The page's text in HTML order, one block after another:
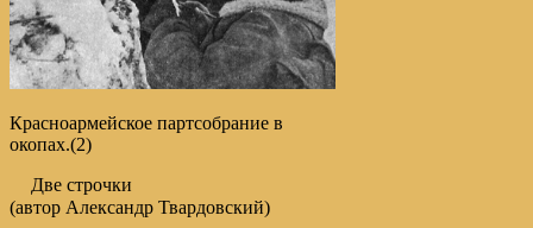
Красноармейское партсобрание в
окопах.(2)
Две строчки
(автор Александр Твардовский)